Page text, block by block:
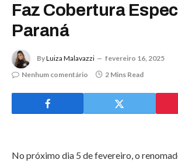
Faz Cobertura
Paraná
ByLuiza Malavazzi
fevereiro 16, 2025
Nenhum comentário
2 Mins Read
No próximo dia 5 de fevereiro, o